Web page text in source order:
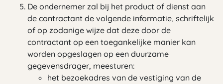
De ondernemer zal bij het product of dienst aan
de contractant de volgende informatie, schriftelijk
of op zodanige wijze dat deze door de
contractant op een toegankelijke manier kan
worden opgeslagen op een duurzame
gegevensdrager, meesturen:
het bezoekadres van de vestiging van de